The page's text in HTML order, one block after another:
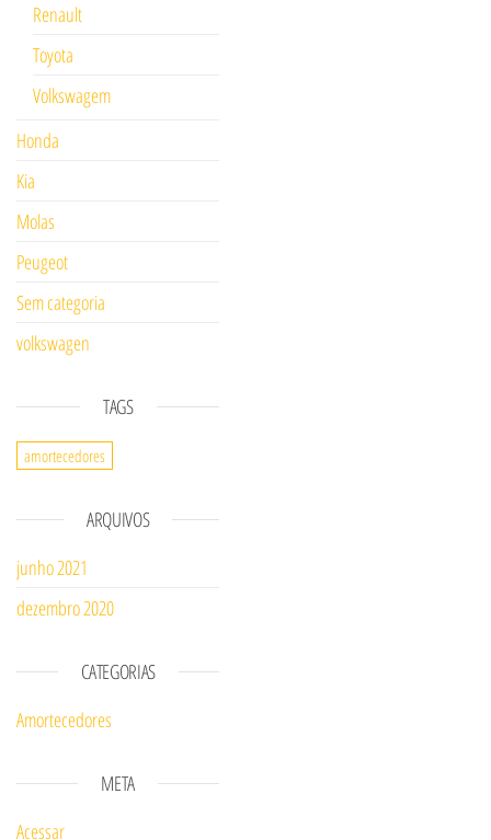
Renault
Toyota
Volkswagem
Honda
Kia
Molas
Peugeot
Sem categoria
volkswagen
TAGS
amortecedores
ARQUIVOS
junho 2021
dezembro 2020
CATEGORIAS
Amortecedores
META
Acessar